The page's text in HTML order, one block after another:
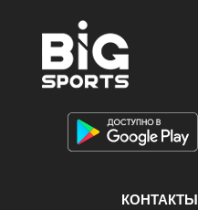
КОНТАКТЫ